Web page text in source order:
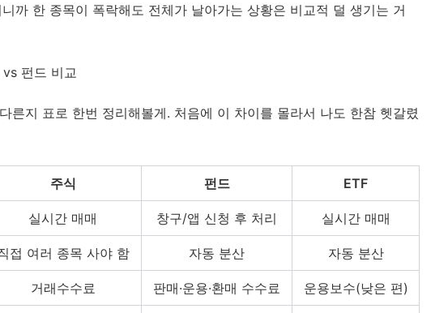
까 한 종목이 폭락해도 전체가 날아가는 상황은 비교적 덜 생기는 거
펀드 비교
른지 표로 한번 정리해볼게. 처음에 이 차이를 몰라서 나도 한참 헷갈렸
주식 펀드 ETF
실시간 매매 창구/앱 신청 후 처리 실시간 매매
접 여러 종목 사야 함 자동 분산 자동 분산
거래수수료 판매·운용·환매 수수료 운용보수(낮은 편)